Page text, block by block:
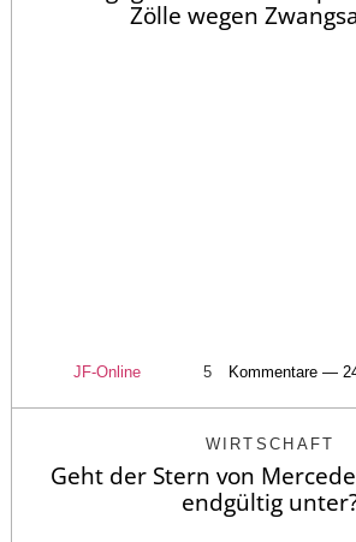
Zölle wegen
JF-Online 5 Kommentare —
WIRTSCHAFT
Geht der Stern von
endgültig